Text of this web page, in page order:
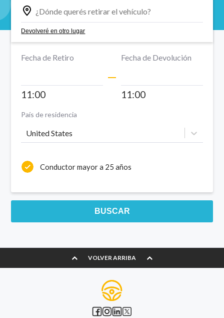
Devolveré en otro lugar
Fecha de Retiro
11:00
Fecha de Devolución
11:00
País de residencia
United States
Conductor mayor a 25 años
BUSCAR
VOLVER ARRIBA